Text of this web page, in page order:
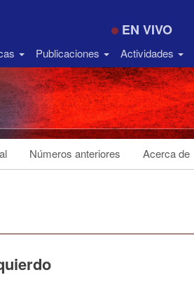
EN VIVO
Publicaciones Actividades
Números anteriores Acerca de